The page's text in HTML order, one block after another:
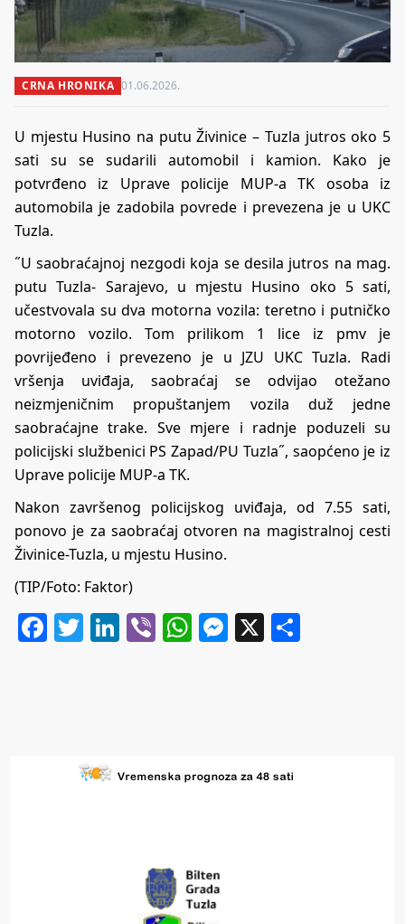
CRNA HRONIKA 01.06.2026.
U mjestu Husino na putu Živinice – Tuzla jutros oko 5
sati su se sudarili automobil i kamion. Kako je
potvrđeno iz Uprave policije MUP-a TK osoba iz
automobila je zadobila povrede i prevezena je u UKC
Tuzla.
˝U saobraćajnoj nezgodi koja se desila jutros na mag.
putu Tuzla- Sarajevo, u mjestu Husino oko 5 sati,
učestvovala su dva motorna vozila: teretno i putničko
motorno vozilo. Tom prilikom 1 lice iz pmv je
povrijeđeno i prevezeno je u JZU UKC Tuzla. Radi
vršenja uviđaja, saobraćaj se odvijao otežano
neizmjeničnim propuštanjem vozila duž jedne
saobraćajne trake. Sve mjere i radnje poduzeli su
policijski službenici PS Zapad/PU Tuzla˝, saopćeno je iz
Uprave policije MUP-a TK.
Nakon završenog policijskog uviđaja, od 7.55 sati,
ponovo je za saobraćaj otvoren na magistralnoj cesti
Živinice-Tuzla, u mjestu Husino.
(TIP/Foto: Faktor)
Facebook
Twitter
LinkedIn
ViberWhatsApp
Messenger
X